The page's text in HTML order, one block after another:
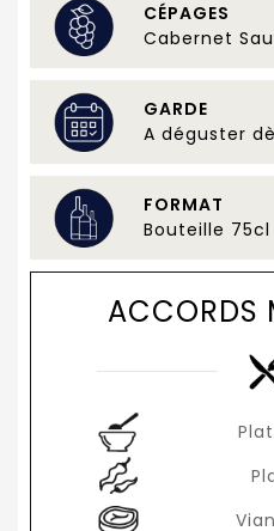
CÉPAGES
Cabernet
GARDE
A déguster
FORMAT
Bouteille 75cl
ACCORDS